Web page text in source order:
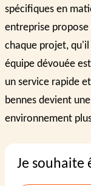
spécifiques en
entreprise propose
chaque projet,
équipe dévouée
un service rapide
bennes devient
environnement
Je souhaite